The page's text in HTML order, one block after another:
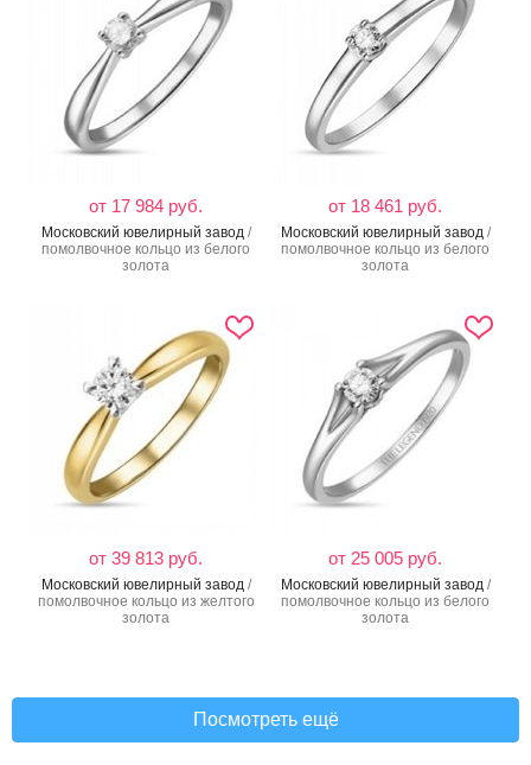
от 17 984 руб.
Московский ювелирный завод /
помолвочное кольцо из белого
золота
от 18 461 руб.
Московский ювелирный завод /
помолвочное кольцо из белого
золота
от 39 813 руб.
Московский ювелирный завод /
помолвочное кольцо из желтого
золота
от 25 005 руб.
Московский ювелирный завод /
помолвочное кольцо из белого
золота
Посмотреть ещё